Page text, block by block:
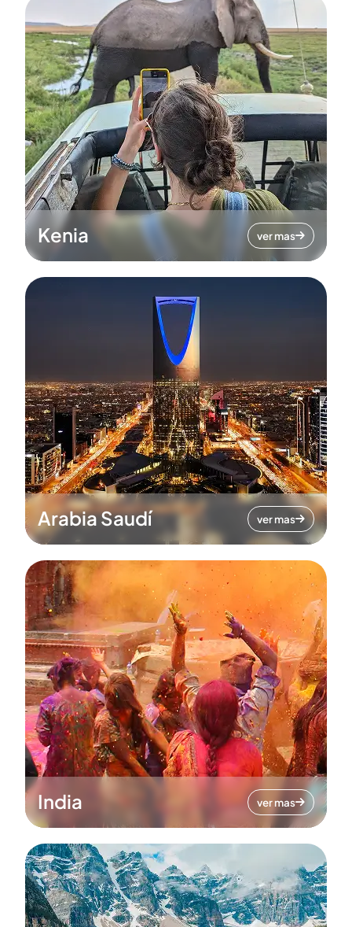
Kenia ver mas
Arabia Saudí ver mas
India ver mas